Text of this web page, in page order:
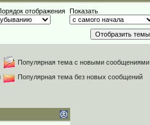
отображения Показать
Популярная тема с новыми сообщениями
Популярная тема без новых сообщений